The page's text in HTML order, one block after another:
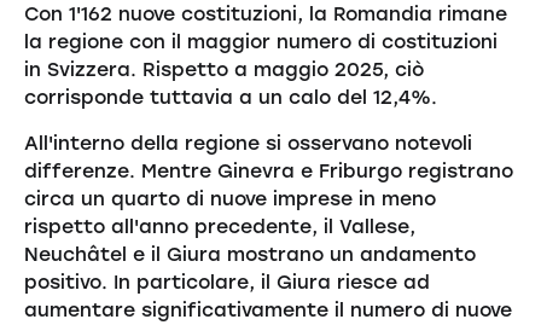
Con 1'162 nuove costituzioni, la Romandia rimane
la regione con il maggior numero di costituzioni
in Svizzera. Rispetto a maggio 2025, ciò
corrisponde tuttavia a un calo del 12,4%.
All'interno della regione si osservano notevoli
differenze. Mentre Ginevra e Friburgo registrano
circa un quarto di nuove imprese in meno
rispetto all'anno precedente, il Vallese,
Neuchâtel e il Giura mostrano un andamento
positivo. In particolare, il Giura riesce ad
aumentare significativamente il numero di nuove